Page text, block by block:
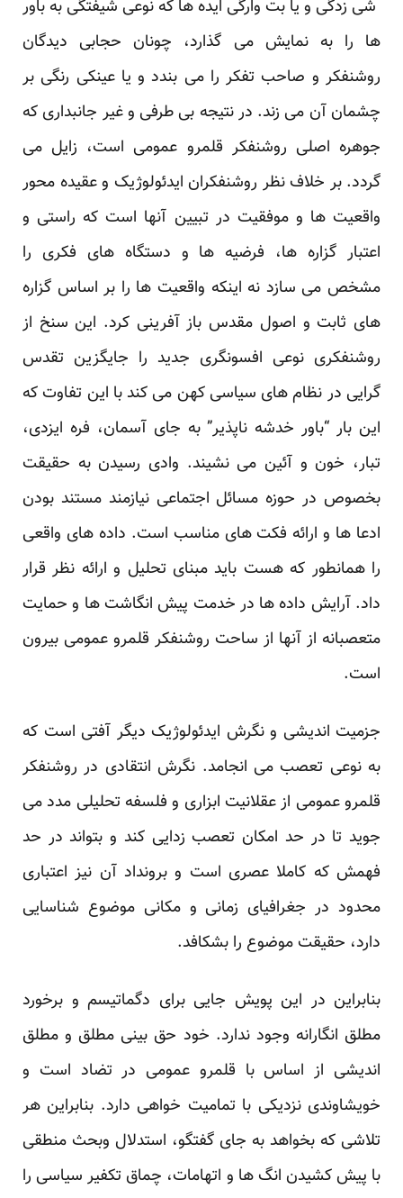
شی زدگی و یا بت وارگی ایده ها که نوعی شیفتگی به باور
ها را به نمایش می گذارد، چونان حجابی دیدگان
روشنفکر و صاحب تفکر را می بندد و یا عینکی رنگی بر
چشمان آن می زند. در نتیجه بی طرفی و غیر جانبداری که
جوهره اصلی روشنفکر قلمرو عمومی است، زایل می
گردد. بر خلاف نظر روشنفکران ایدئولوژیک و عقیده محور
واقعیت ها و موفقیت در تبیین آنها است که راستی و
اعتبار گزاره ها، فرضیه ها و دستگاه های فکری را
مشخص می سازد نه اینکه واقعیت ها را بر اساس گزاره
های ثابت و اصول مقدس باز آفرینی کرد. این سنخ از
روشنفکری نوعی افسونگری جدید را جایگزین تقدس
گرایی در نظام های سیاسی کهن می کند با این تفاوت که
این بار “باور خدشه ناپذیر” به جای آسمان، فره ایزدی،
تبار، خون و آئین می نشیند. وادی رسیدن به حقیقت
بخصوص در حوزه مسائل اجتماعی نیازمند مستند بودن
ادعا ها و ارائه فکت های مناسب است. داده های واقعی
را همانطور که هست باید مبنای تحلیل و ارائه نظر قرار
داد. آرایش داده ها در خدمت پیش انگاشت ها و حمایت
متعصبانه از آنها از ساحت روشنفکر قلمرو عمومی بیرون
است.
جزمیت اندیشی و نگرش ایدئولوژیک دیگر آفتی است که
به نوعی تعصب می انجامد. نگرش انتقادی در روشنفکر
قلمرو عمومی از عقلانیت ابزاری و فلسفه تحلیلی مدد می
جوید تا در حد امکان تعصب زدایی کند و بتواند در حد
فهمش که کاملا عصری است و برونداد آن نیز اعتباری
محدود در جغرافیای زمانی و مکانی موضوع شناسایی
دارد، حقیقت موضوع را بشکافد.
بنابراین در این پویش جایی برای دگماتیسم و برخورد
مطلق انگارانه وجود ندارد. خود حق بینی مطلق و مطلق
اندیشی از اساس با قلمرو عمومی در تضاد است و
خویشاوندی نزدیکی با تمامیت خواهی دارد. بنابراین هر
تلاشی که بخواهد به جای گفتگو، استدلال وبحث منطقی
با پیش کشیدن انگ ها و اتهامات، چماق تکفیر سیاسی را